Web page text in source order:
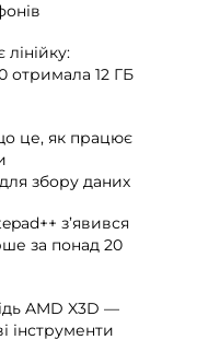
отримала 12 ГБ
це, як працює
збору даних
з’явився
за понад 20
AMD X3D —
інструменти